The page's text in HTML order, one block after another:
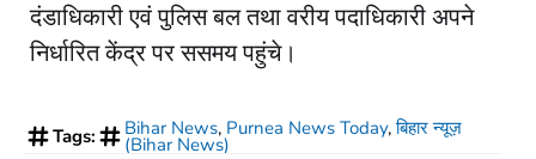
दंडाधिकारी एवं पुलिस बल तथा वरीय पदाधिकारी अपने
निर्धारित केंद्र पर ससमय पहुंचे।
Tags: Bihar News, Purnea News Today,बिहार न्यूज़
(Bihar News)